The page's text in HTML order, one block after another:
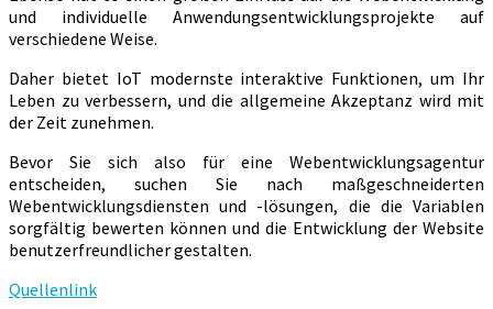
und individuelle Anwendungsentwicklungsprojekte auf
verschiedene Weise.
Daher bietet IoT modernste interaktive Funktionen, um Ihr
Leben zu verbessern, und die allgemeine Akzeptanz wird mit
der Zeit zunehmen.
Bevor Sie sich also für eine Webentwicklungsagentur
entscheiden, suchen Sie nach maßgeschneiderten
Webentwicklungsdiensten und -lösungen, die die Variablen
sorgfältig bewerten können und die Entwicklung der Website
benutzerfreundlicher gestalten.
Quellenlink